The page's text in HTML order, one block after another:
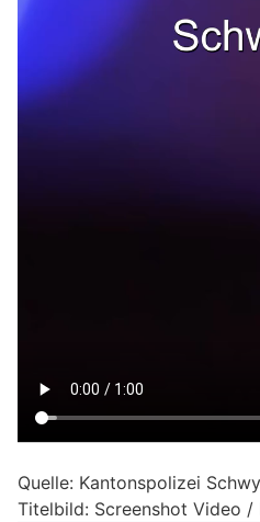
Quelle: Kantonspolizei
Titelbild: Screenshot Video